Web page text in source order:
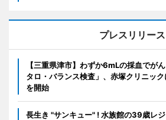
プレスリリース
【三重県津市】わずか6mLの採血でが
タロ・バランス検査」、赤塚クリニッ
を開始
長生き "サンキュー" ! 水族館の39歳レ